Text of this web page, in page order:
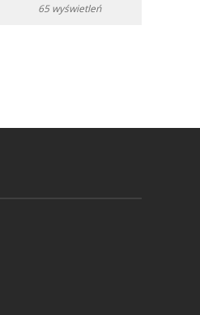
65 wyświetleń